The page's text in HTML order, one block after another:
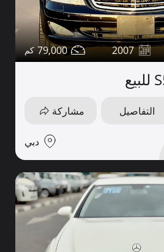
2007
79,000
التفاصيل مشاركة
دبي